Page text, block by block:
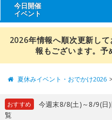
今日開催
イベント
2026年情報へ順次更新し
報もございます。予
夏休みイベント・おでかけ2026
おすすめ
今週末8/8(土)～8/9(日
覧